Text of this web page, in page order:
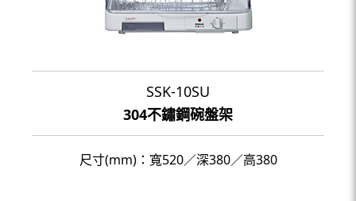
SSK-10SU
304不鏽鋼碗盤架
尺寸(mm)：寬520／深380／高380